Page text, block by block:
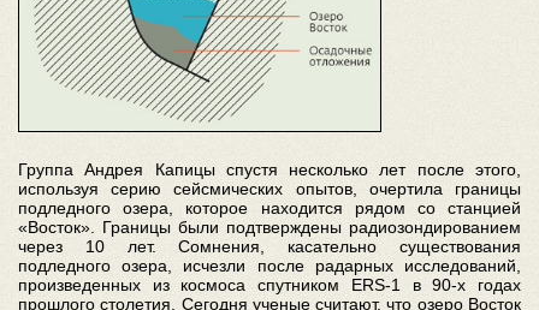
Группа Андрея Капицы спустя несколько лет после этого,
используя серию сейсмических опытов, очертила границы
подледного озера, которое находится рядом со станцией
«Восток». Границы были подтверждены радиозондированием
через 10 лет. Сомнения, касательно существования
подледного озера, исчезли после радарных исследований,
произведенных из космоса спутником ERS-1 в 90-х годах
прошлого столетия. Сегодня ученые считают, что озеро Восток